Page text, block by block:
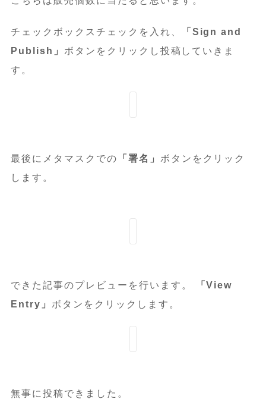
チェックボックスチェックを入れ、
「Sign and
Publish」 ボタンをクリックし投稿していきま
す。
最後にメタマスクでの 「署名」 ボタンをクリック
します。
できた記事のプレビューを行います。
「View
Entry」 ボタンをクリックします。
無事に投稿できました。